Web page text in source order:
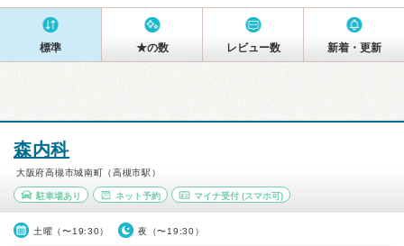
標準 ★の数 レビュー数 新着・更新
森内科
大阪府高槻市城南町（高槻市駅）
駐車場あり ネット予約 マイナ受付 (スマホ可)
土曜（〜19:30） 夜（〜19:30）